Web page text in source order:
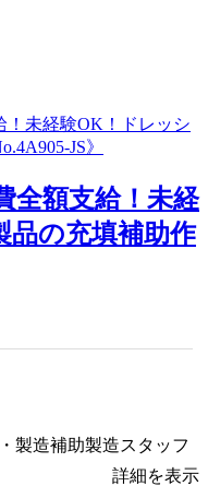
全額支給！未経
の充填補助作
製造補助製造スタッフ
詳細を表示